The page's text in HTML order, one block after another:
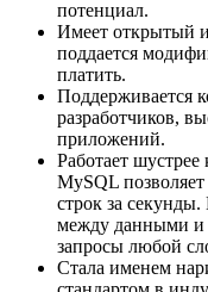
потенциал.
Имеет открытый
поддается
платить.
Поддерживается
разработчиков,
приложений.
Работает шустрее
MySQL позволяет
строк за
между данными и
запросы любой
Стала именем